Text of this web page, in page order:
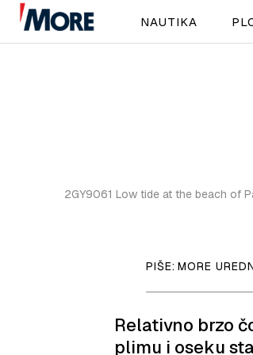
NAUTIKA
2GY9061 Low tide at the beach of
PIŠE: MORE
Relativno brzo
plimu i oseku